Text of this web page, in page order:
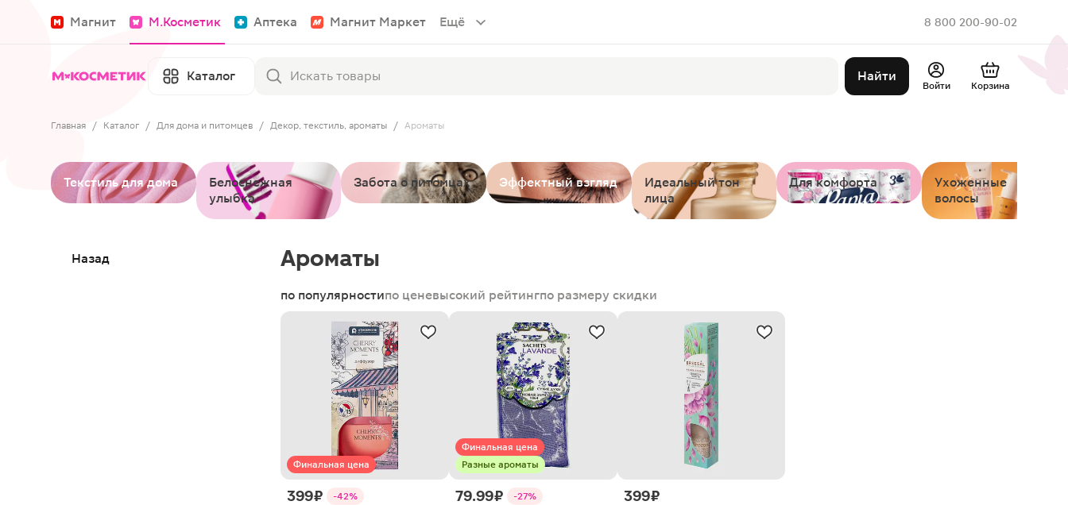
Магнит М.Косметик Аптека Магнит Маркет Ещё 8 800 200-90-02
Каталог Найти
Войти Корзина
Главная / Каталог / Для дома и питомцев / Декор, текстиль, ароматы / Ароматы
Текстиль для дома
Белоснежная
улыбка
Забота о питомцах Эффектный взгляд
Идеальный тон
лица
Для комфорта
Ухоженные
волосы
Назад Ароматы
по популярностипо ценевысокий рейтингпо размеру скидки
Финальная цена
399 ₽ -42%
Финальная цена
Разные ароматы
79.99 ₽ -27% 399 ₽